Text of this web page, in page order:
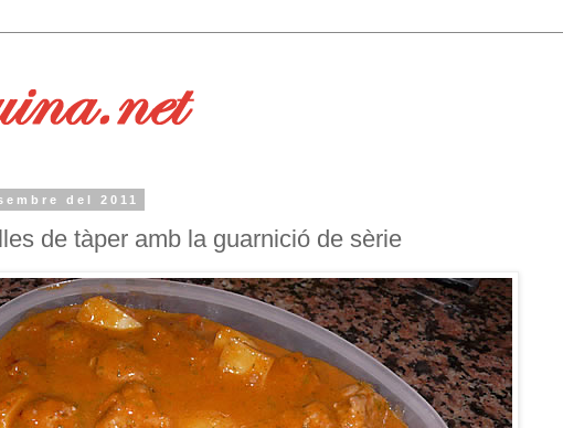
del 2011
de tàper amb la guarnició de sèrie